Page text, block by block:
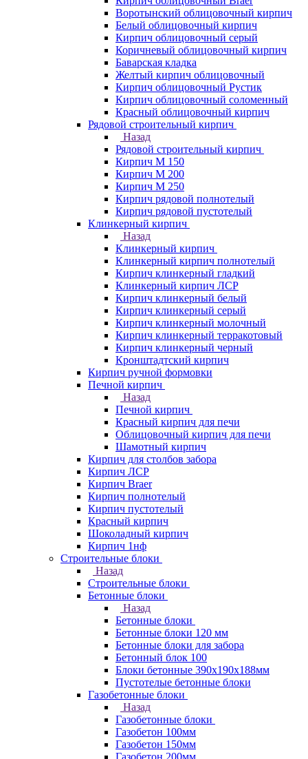
Воротынский облицовочный кирпич
Белый облицовочный кирпич
Кирпич облицовочный серый
Коричневый облицовочный кирпич
Баварская кладка
Желтый кирпич облицовочный
Кирпич облицовочный Рустик
Кирпич облицовочный соломенный
Красный облицовочный кирпич
Рядовой строительный кирпич
Назад
Рядовой строительный кирпич
Кирпич М 150
Кирпич М 200
Кирпич М 250
Кирпич рядовой полнотелый
Кирпич рядовой пустотелый
Клинкерный кирпич
Назад
Клинкерный кирпич
Клинкерный кирпич полнотелый
Кирпич клинкерный гладкий
Клинкерный кирпич ЛСР
Кирпич клинкерный белый
Кирпич клинкерный серый
Кирпич клинкерный молочный
Кирпич клинкерный терракотовый
Кирпич клинкерный черный
Кронштадтский кирпич
Кирпич ручной формовки
Печной кирпич
Назад
Печной кирпич
Красный кирпич для печи
Облицовочный кирпич для печи
Шамотный кирпич
Кирпич для столбов забора
Кирпич ЛСР
Кирпич Braer
Кирпич полнотелый
Кирпич пустотелый
Красный кирпич
Шоколадный кирпич
Кирпич 1нф
Строительные блоки
Назад
Строительные блоки
Бетонные блоки
Назад
Бетонные блоки
Бетонные блоки 120 мм
Бетонные блоки для забора
Бетонный блок 100
Блоки бетонные 390х190х188мм
Пустотелые бетонные блоки
Газобетонные блоки
Назад
Газобетонные блоки
Газобетон 100мм
Газобетон 150мм
Газобетон 200мм